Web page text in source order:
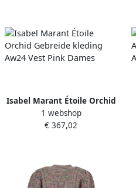
Isabel Marant Étoile Orchid
Gebreide kleding Aw24 Vest
Pink Dames
1 webshop
€ 367,02